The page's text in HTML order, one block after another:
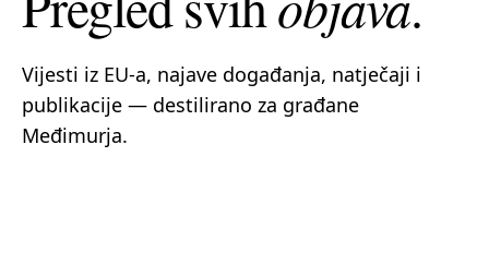
Linkovi
Vijesti iz EU-a, najave događanja, natječaji i
publikacije — destilirano za građane
Međimurja.